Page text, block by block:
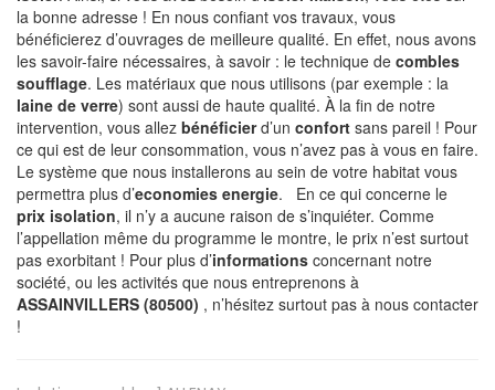
la bonne adresse ! En nous confiant vos travaux, vous
bénéficierez d’ouvrages de meilleure qualité. En effet, nous avons
les savoir-faire nécessaires, à savoir : le technique de combles
soufflage. Les matériaux que nous utilisons (par exemple : la
laine de verre) sont aussi de haute qualité. À la fin de notre
intervention, vous allez bénéficierd’un confort sans pareil ! Pour
ce qui est de leur consommation, vous n’avez pas à vous en faire.
Le système que nous installerons au sein de votre habitat vous
permettra plus d’economies energie. En ce qui concerne le
prix isolation, il n’y a aucune raison de s’inquiéter. Comme
l’appellation même du programme le montre, le prix n’est surtout
pas exorbitant ! Pour plus d’informations concernant notre
société, ou les activités que nous entreprenons à
ASSAINVILLERS (80500) , n’hésitez surtout pas à nous contacter
!